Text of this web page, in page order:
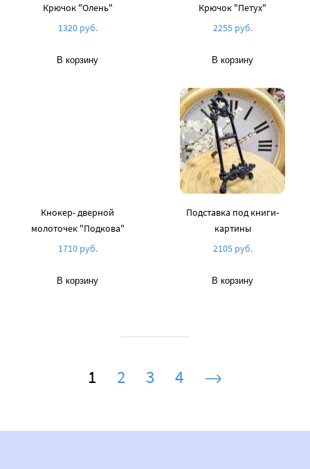
Крючок "Олень"
1320 руб.
В корзину
Крючок "Петух"
2255 руб.
В корзину
Кнокер- дверной
молоточек "Подкова"
1710 руб.
В корзину
Подставка под книги-
картины
2105 руб.
В корзину
1 2 3 4